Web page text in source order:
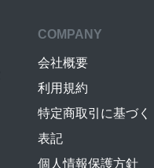
COMPANY
会社概要
利用規約
特定商取引に基づく
表記
個人情報保護方針